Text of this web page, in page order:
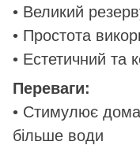
• Великий
• Простота
• Естетичний та
Переваги:
• Стимулює
більше води